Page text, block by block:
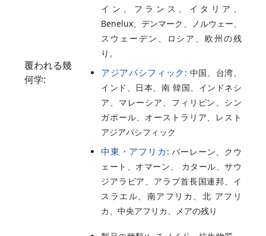
覆われる幾
何学:
イン、フランス、イタリア、
Benelux、デンマーク、ノルウェー、
スウェーデン、ロシア、欧州の残
り。
アジアパシフィック : 中国、台湾、
インド、日本、南 韓国、インドネシ
ア、マレーシア、フィリピン、シン
ガポール、オーストラリア、レスト
アジアパシフィック
中東・アフリカ : バーレーン、クウ
ェート、オマーン、 カタール、サウ
ジアラビア、アラブ首長国連邦、イ
スラエル、南アフリカ、北 アフリ
カ、中央アフリカ、メアの残り